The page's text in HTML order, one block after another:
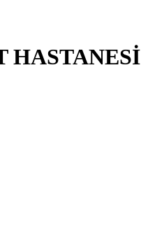
HASTANESİ